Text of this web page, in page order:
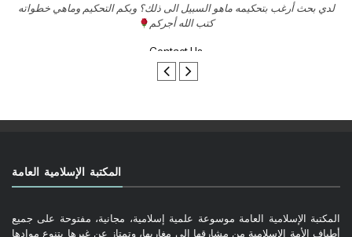
السلام عليكم ورحمة الله وبركاتة أرغب بنشر كتابي معكم
المكتبة الإسلامية العامة
المكتبة الإسلامية العامة موسوعة علمية إسلامية، مجانية، مفتوحة على جميع
أطياف الأمة الإسلامية من مشارقها إلى مغاربها، وتمتاز عن غيرها بتنوع موادها